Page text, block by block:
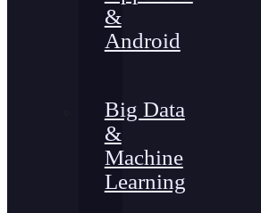
&
Android
Big Data
&
Machine
Learning